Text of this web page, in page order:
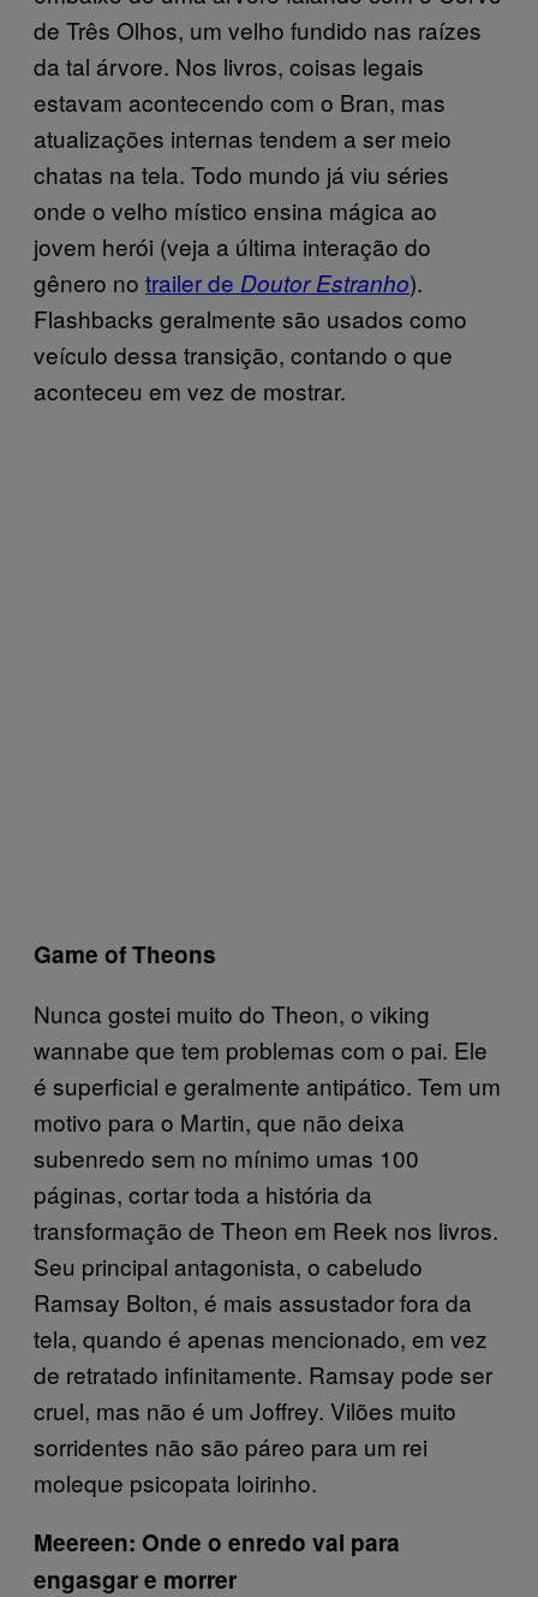
de Três Olhos, um velho fundido nas raízes
da tal árvore. Nos livros, coisas legais
estavam acontecendo com o Bran, mas
atualizações internas tendem a ser meio
chatas na tela. Todo mundo já viu séries
onde o velho místico ensina mágica ao
jovem herói (veja a última interação do
gênero no trailer de Doutor Estranho).
Flashbacks geralmente são usados como
veículo dessa transição, contando o que
aconteceu em vez de mostrar.
Game of Theons
Nunca gostei muito do Theon, o viking
wannabe que tem problemas com o pai. Ele
é superficial e geralmente antipático. Tem um
motivo para o Martin, que não deixa
subenredo sem no mínimo umas 100
páginas, cortar toda a história da
transformação de Theon em Reek nos livros.
Seu principal antagonista, o cabeludo
Ramsay Bolton, é mais assustador fora da
tela, quando é apenas mencionado, em vez
de retratado infinitamente. Ramsay pode ser
cruel, mas não é um Joffrey. Vilões muito
sorridentes não são páreo para um rei
moleque psicopata loirinho.
Meereen: Onde o enredo vai para
engasgar e morrer